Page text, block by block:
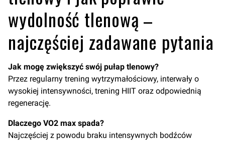
wydolność tlenową –
najczęściej zadawane pytania
Jak mogę zwiększyć swój pułap tlenowy?
Przez regularny trening wytrzymałościowy, interwały o
wysokiej intensywności, trening HIIT oraz odpowiednią
regenerację.
Dlaczego VO2 max spada?
Najczęściej z powodu braku intensywnych bodźców